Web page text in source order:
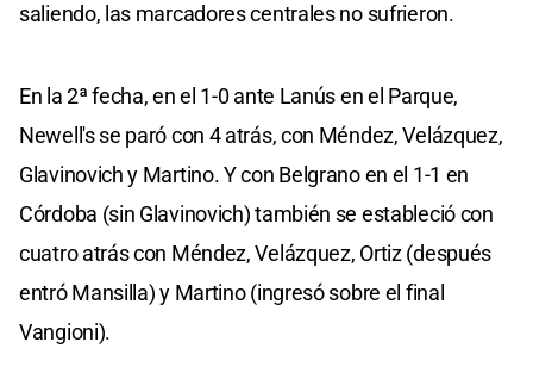
saliendo, las marcadores centrales no sufrieron.
En la 2ª fecha, en el 1-0 ante Lanús en el Parque,
Newell's se paró con 4 atrás, con Méndez, Velázquez,
Glavinovich y Martino. Y con Belgrano en el 1-1 en
Córdoba (sin Glavinovich) también se estableció con
cuatro atrás con Méndez, Velázquez, Ortiz (después
entró Mansilla) y Martino (ingresó sobre el final
Vangioni).